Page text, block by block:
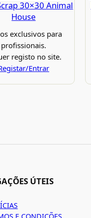
30×30 Animal
House
exclusivos para
profissionais.
registo no site.
Entrar
ÚTEIS